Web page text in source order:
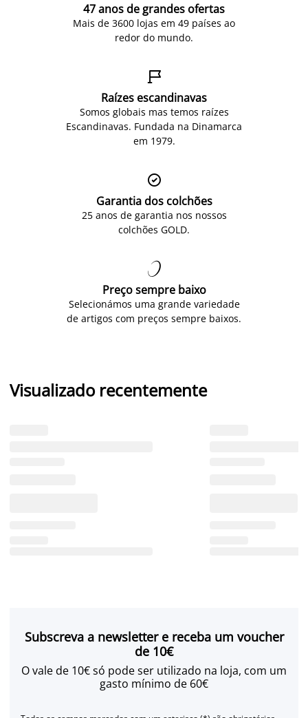
47 anos de grandes ofertas
Mais de 3600 lojas em 49 países ao
redor do mundo.

Raízes escandinavas
Somos globais mas temos raízes
Escandinavas. Fundada na Dinamarca
em 1979.

Garantia dos colchões
25 anos de garantia nos nossos
colchões GOLD.

Preço sempre baixo
Selecionámos uma grande variedade
de artigos com preços sempre baixos.
Visualizado recentemente
Subscreva a newsletter e receba um voucher
de 10€
O vale de 10€ só pode ser utilizado na loja, com um
gasto mínimo de 60€